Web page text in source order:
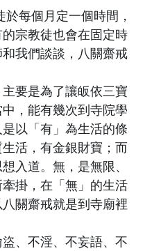
每個月定一個時間，
宗教徒也會在固定時
我們談談，八關齋戒
要是為了讓皈依三寶
，能有幾次到寺院學
以「有」為生活的條
活，有金銀財寶；而
入道。無，是無限、
掛，在「無」的生活
關齋戒就是到寺廟裡
、不淫、不妄語、不